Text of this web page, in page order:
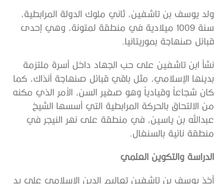
ولد يوسف بن تاشفين، ثاني ملوك الدولة المرابطية،
سنة 1009 ميلادية في منطقة لمتونة، وهي إحدى
قبائل صنهاجة بموريتانيا.
نشأ ابن تاشفين على حب الجهاد داخل أسرة ملتزمة
بدينها الإسلامي، مثل باقي قبائل صنهاجة آنذاك، كما
كان شجاعاً وقيادياً وهو صغير السن، الأمر الذي مكنه
من الالتحاق بالحركة المرابطية التي أسسها الشيخ
عبدالله بن ياسين، في منطقة على نهر النيجر في
منطقة نائية بالسنغال.
الدراسة والتكوين العلمي
أخذ يوسف بن تاشفين تعاليم الدين الإسلامي على يد